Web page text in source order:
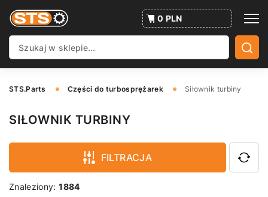
0 PLN
STS.Parts Części do turbosprężarek Siłownik turbiny
SIŁOWNIK TURBINY
FILTRACJA
Znaleziony:1884